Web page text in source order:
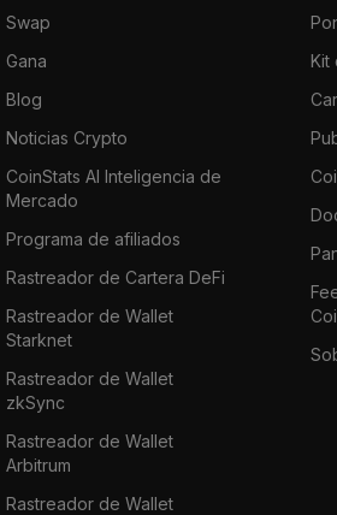
Swap
Gana
Blog
Noticias Crypto
CoinStats AI Inteligencia de
Mercado
Programa de afiliados
Rastreador de Cartera DeFi
Rastreador de Wallet
Starknet
Rastreador de Wallet
zkSync
Rastreador de Wallet
Arbitrum
Rastreador de Wallet
Kit